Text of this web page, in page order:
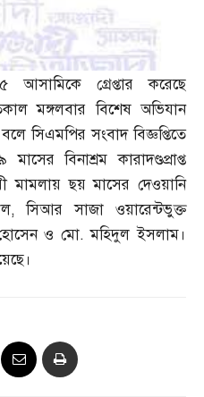
৫ আসামিকে গ্রেপ্তার করেছে
মঙ্গলবার বিশেষ অভিযান
সিএমপির সংবাদ বিজ্ঞপ্তিতে
বিনাশ্রম কারাদণ্ডপ্রাপ্ত
মামলায় ছয় মাসের দেওয়ানি
,সিআর সাজা ওয়ারেন্টভুক্ত
ও মো.মহিদুল ইসলাম।